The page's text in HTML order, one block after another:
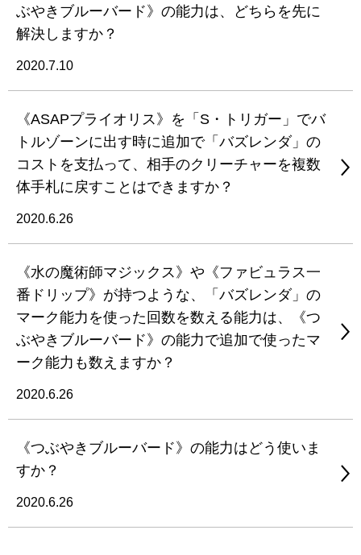
ぶやきブルーバード》の能力は、どちらを先に
解決しますか？
2020.7.10
《ASAPプライオリス》を「S・トリガー」でバ
トルゾーンに出す時に追加で「バズレンダ」の
コストを支払って、相手のクリーチャーを複数
体手札に戻すことはできますか？
2020.6.26
《水の魔術師マジックス》や《ファビュラス一
番ドリップ》が持つような、「バズレンダ」の
マーク能力を使った回数を数える能力は、《つ
ぶやきブルーバード》の能力で追加で使ったマ
ーク能力も数えますか？
2020.6.26
《つぶやきブルーバード》の能力はどう使いま
すか？
2020.6.26